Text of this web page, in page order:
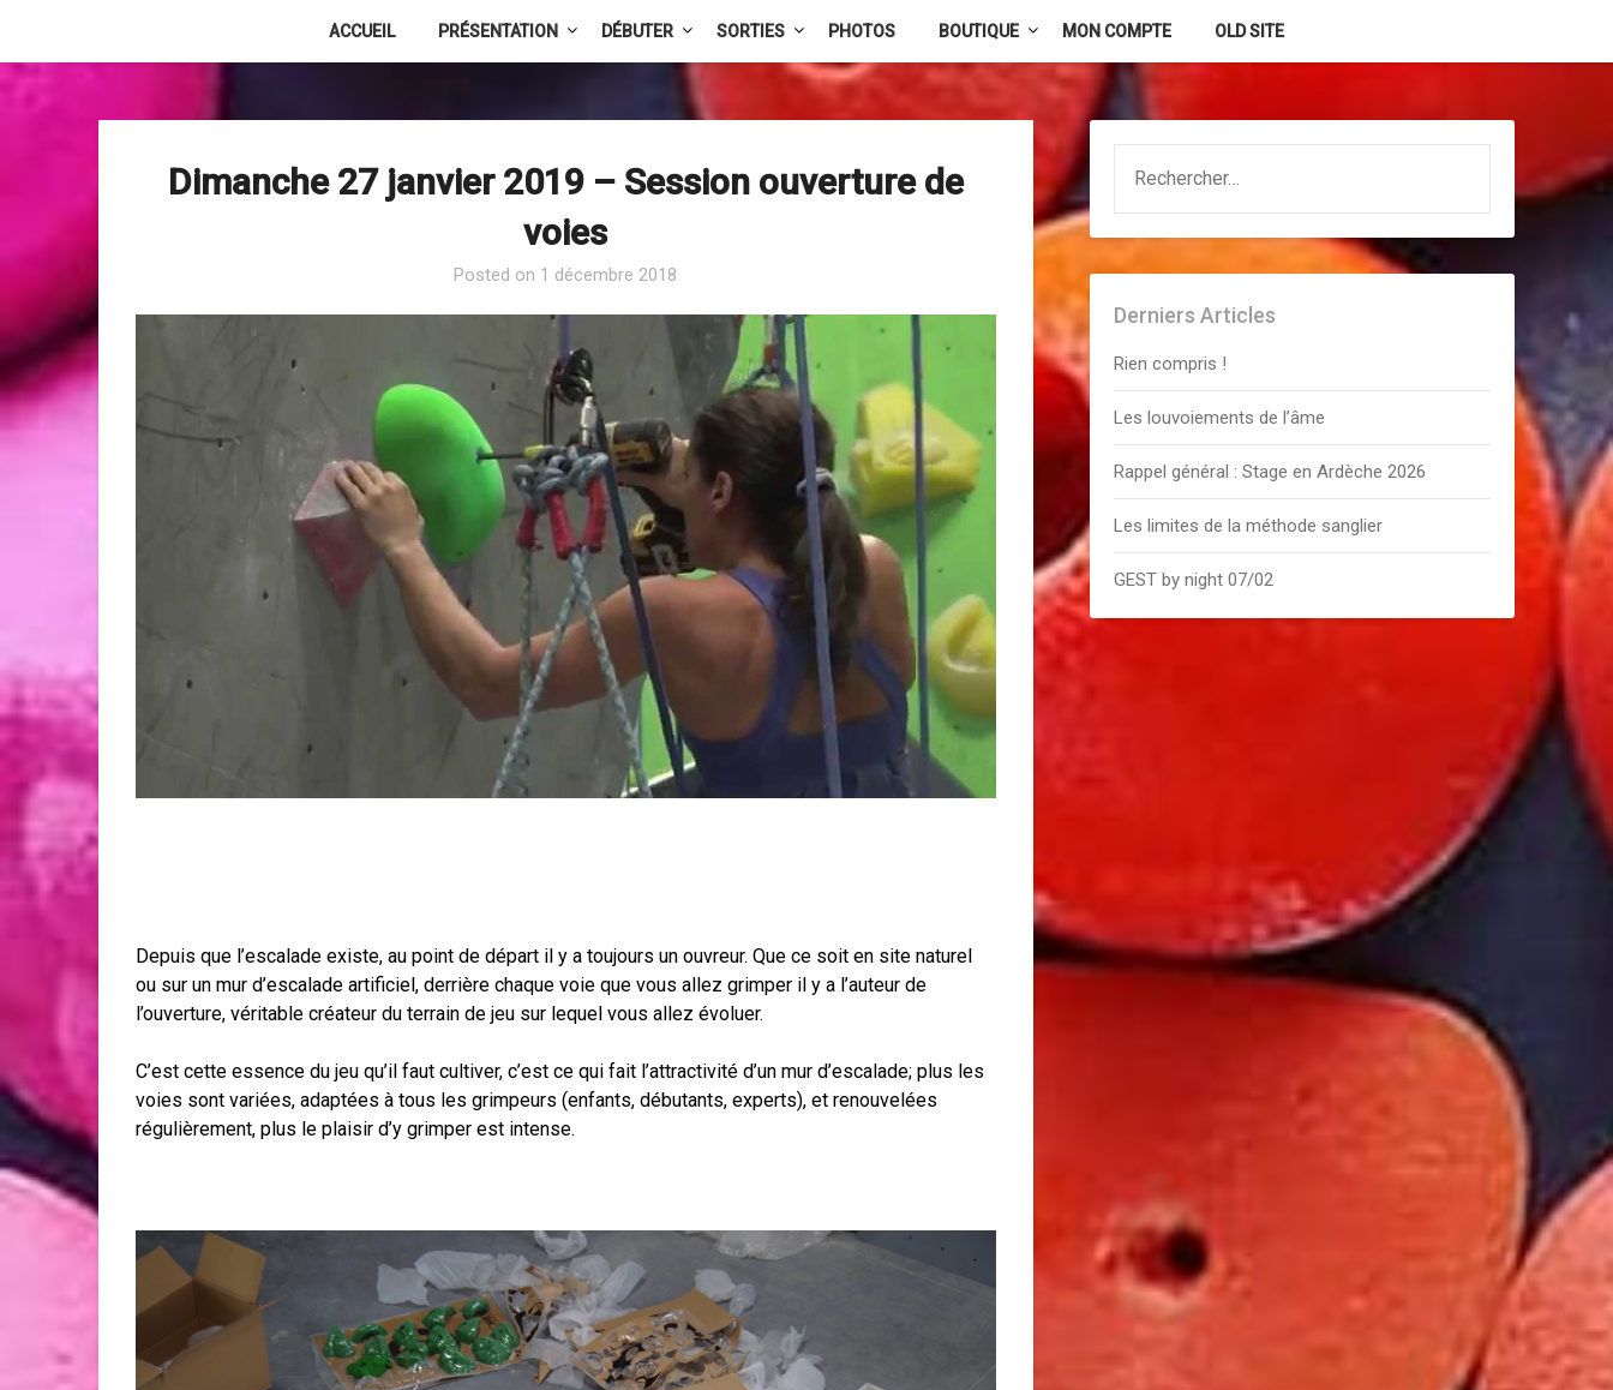
content
ACCUEIL PRÉSENTATION DÉBUTER SORTIES PHOTOS BOUTIQUE MON COMPTE OLD SITE
Dimanche 27 janvier 2019 – Session ouverture de
voies
Posted on 1 décembre 2018
Depuis que l’escalade existe, au point de départ il y a toujours un ouvreur. Que ce soit en site naturel
ou sur un mur d’escalade artificiel, derrière chaque voie que vous allez grimper il y a l’auteur de
l’ouverture, véritable créateur du terrain de jeu sur lequel vous allez évoluer.
C’est cette essence du jeu qu’il faut cultiver, c’est ce qui fait l’attractivité d’un mur d’escalade; plus les
voies sont variées, adaptées à tous les grimpeurs (enfants, débutants, experts), et renouvelées
régulièrement, plus le plaisir d’y grimper est intense.
Derniers Articles
Rien compris !
Les louvoiements de l’âme
Rappel général : Stage en Ardèche 2026
Les limites de la méthode sanglier
GEST by night 07/02